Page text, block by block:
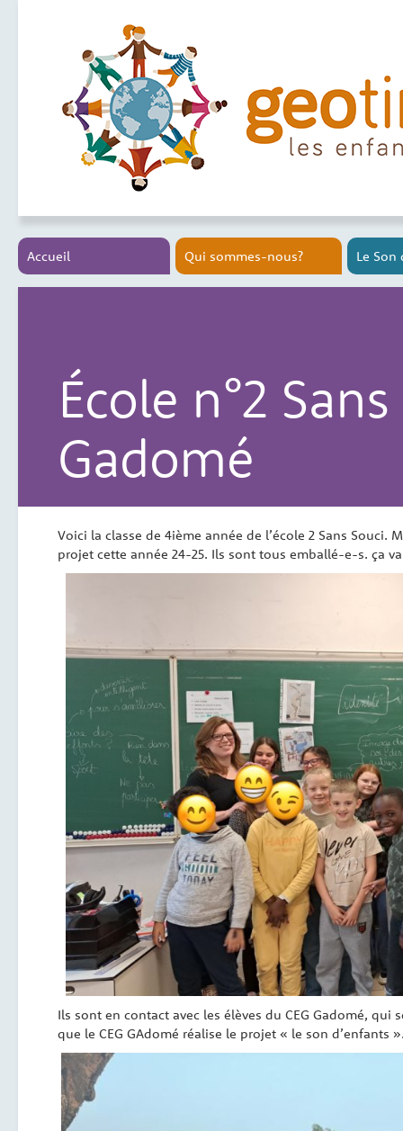
Accueil Qui sommes-nous? Le Son
École n°2
Gadomé
Voici la classe de 4ième année de l’école 2 Sans Souci.
projet cette année 24-25. Ils sont tous emballé-e-s. ça
Ils sont en contact avec les élèves du CEG Gadomé, qui
que le CEG GAdomé réalise le projet « le son d’enfants